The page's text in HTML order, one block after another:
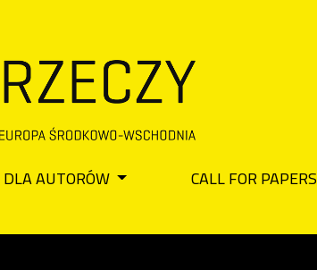
DLA AUTORÓW CALL FOR PAPERS